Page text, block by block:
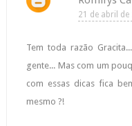
21 de abril de
Tem toda razão
gente... Mas com um
com essas dicas fica
mesmo ?!